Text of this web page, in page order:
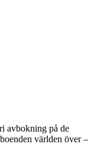
avbokning på de
världen över –